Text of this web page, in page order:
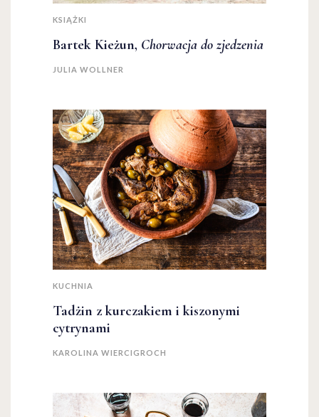
KSIĄŻKI
Bartek Kieżun, Chorwacja do zjedzenia
JULIA WOLLNER
KUCHNIA
Tadżin z kurczakiem i kiszonymi
cytrynami
KAROLINA WIERCIGROCH